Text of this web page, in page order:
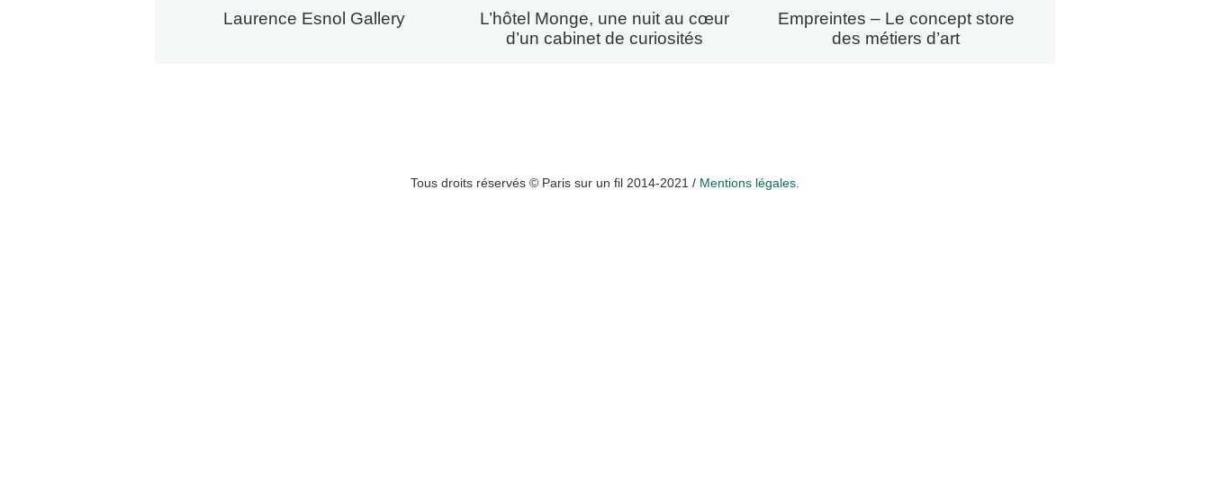
Laurence Esnol Gallery
L’hôtel Monge, une nuit au cœur
d’un cabinet de curiosités
Empreintes – Le concept store
des métiers d’art
Tous droits réservés © Paris sur un fil 2014-2021 / Mentions légales